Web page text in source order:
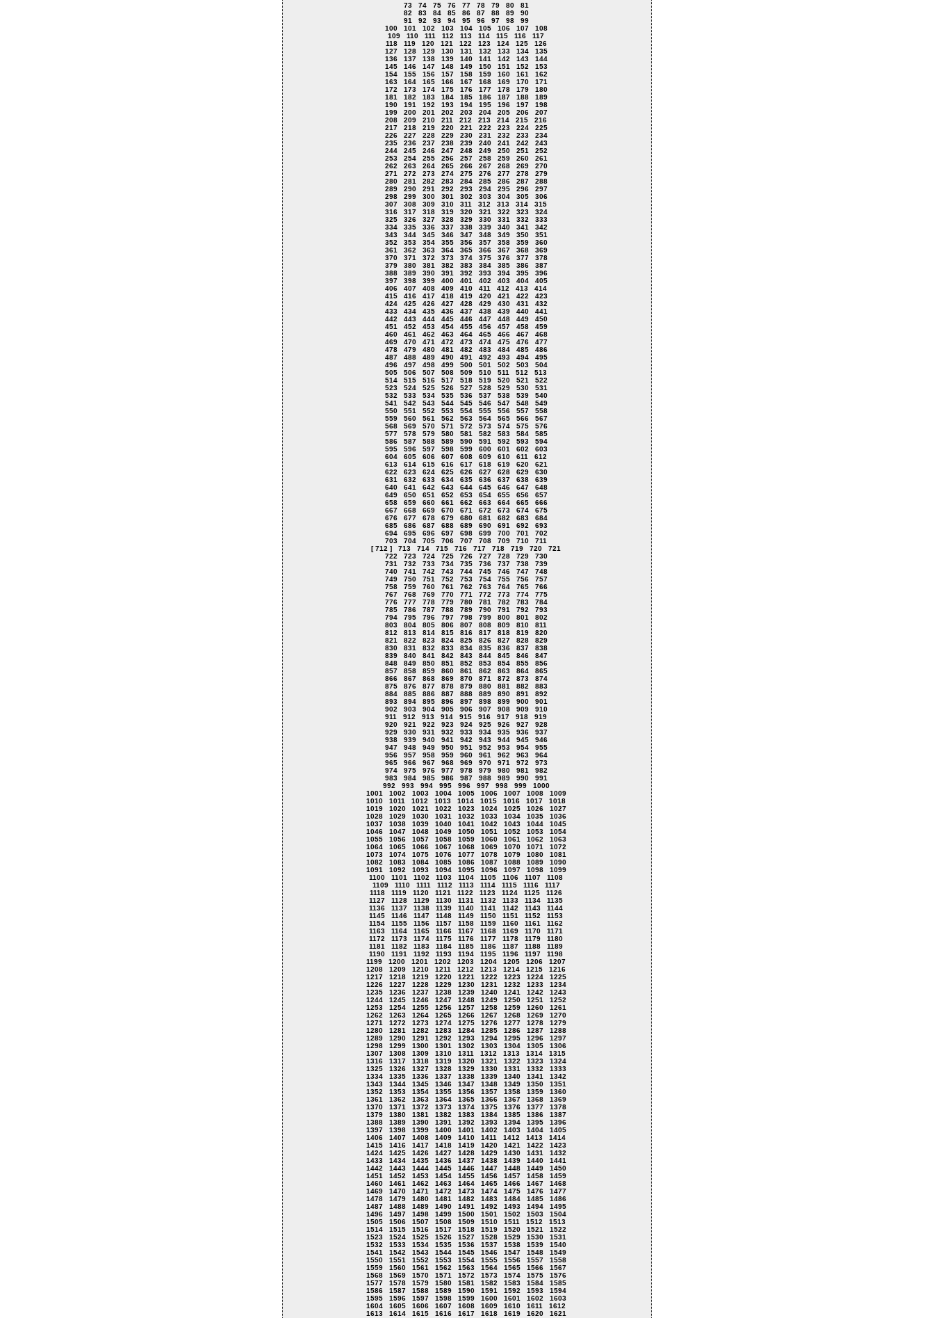
73
74 75 76 77 78 79 80
81
82
83 84 85 86 87 88 89
90
91
92 93 94 95 96 97 98
99
100
101 102 103 104 105 106 107
108
109
110 111 112 113 114 115 116
117
118
119 120 121 122 123 124 125
126
127
128 129 130 131 132 133 134
135
136
137 138 139 140 141 142 143
144
145
146 147 148 149 150 151 152
153
154
155 156 157 158 159 160 161
162
163
164 165 166 167 168 169 170
171
172
173 174 175 176 177 178 179
180
181
182 183 184 185 186 187 188
189
190
191 192 193 194 195 196 197
198
199
200 201 202 203 204 205 206
207
208
209 210 211 212 213 214 215
216
217
218 219 220 221 222 223 224
225
226
227 228 229 230 231 232 233
234
235
236 237 238 239 240 241 242
243
244
245 246 247 248 249 250 251
252
253
254 255 256 257 258 259 260
261
262
263 264 265 266 267 268 269
270
271
272 273 274 275 276 277 278
279
280
281 282 283 284 285 286 287
288
289
290 291 292 293 294 295 296
297
298
299 300 301 302 303 304 305
306
307
308 309 310 311 312 313 314
315
316
317 318 319 320 321 322 323
324
325
326 327 328 329 330 331 332
333
334
335 336 337 338 339 340 341
342
343
344 345 346 347 348 349 350
351
352
353 354 355 356 357 358 359
360
361
362 363 364 365 366 367 368
369
370
371 372 373 374 375 376 377
378
379
380 381 382 383 384 385 386
387
388
389 390 391 392 393 394 395
396
397
398 399 400 401 402 403 404
405
406
407 408 409 410 411 412 413
414
415
416 417 418 419 420 421 422
423
424
425 426 427 428 429 430 431
432
433
434 435 436 437 438 439 440
441
442
443 444 445 446 447 448 449
450
451
452 453 454 455 456 457 458
459
460
461 462 463 464 465 466 467
468
469
470 471 472 473 474 475 476
477
478
479 480 481 482 483 484 485
486
487
488 489 490 491 492 493 494
495
496
497 498 499 500 501 502 503
504
505
506 507 508 509 510 511 512
513
514
515 516 517 518 519 520 521
522
523
524 525 526 527 528 529 530
531
532
533 534 535 536 537 538 539
540
541
542 543 544 545 546 547 548
549
550
551 552 553 554 555 556 557
558
559
560 561 562 563 564 565 566
567
568
569 570 571 572 573 574 575
576
577
578 579 580 581 582 583 584
585
586
587 588 589 590 591 592 593
594
595
596 597 598 599 600 601 602
603
604
605 606 607 608 609 610 611
612
613
614 615 616 617 618 619 620
621
622
623 624 625 626 627 628 629
630
631
632 633 634 635 636 637 638
639
640
641 642 643 644 645 646 647
648
649
650 651 652 653 654 655 656
657
658
659 660 661 662 663 664 665
666
667
668 669 670 671 672 673 674
675
676
677 678 679 680 681 682 683
684
685
686 687 688 689 690 691 692
693
694
695 696 697 698 699 700 701
702
703
704 705 706 707 708 709 710
711
[ 712 ]
713 714 715 716 717 718 719 720
721
722
723 724 725 726 727 728 729
730
731
732 733 734 735 736 737 738
739
740
741 742 743 744 745 746 747
748
749
750 751 752 753 754 755 756
757
758
759 760 761 762 763 764 765
766
767
768 769 770 771 772 773 774
775
776
777 778 779 780 781 782 783
784
785
786 787 788 789 790 791 792
793
794
795 796 797 798 799 800 801
802
803
804 805 806 807 808 809 810
811
812
813 814 815 816 817 818 819
820
821
822 823 824 825 826 827 828
829
830
831 832 833 834 835 836 837
838
839
840 841 842 843 844 845 846
847
848
849 850 851 852 853 854 855
856
857
858 859 860 861 862 863 864
865
866
867 868 869 870 871 872 873
874
875
876 877 878 879 880 881 882
883
884
885 886 887 888 889 890 891
892
893
894 895 896 897 898 899 900
901
902
903 904 905 906 907 908 909
910
911
912 913 914 915 916 917 918
919
920
921 922 923 924 925 926 927
928
929
930 931 932 933 934 935 936
937
938
939 940 941 942 943 944 945
946
947
948 949 950 951 952 953 954
955
956
957 958 959 960 961 962 963
964
965
966 967 968 969 970 971 972
973
974
975 976 977 978 979 980 981
982
983
984 985 986 987 988 989 990
991
992
993 994 995 996 997 998 999
1000
1001
1002 1003 1004 1005 1006 1007 1008
1009
1010
1011 1012 1013 1014 1015 1016 1017
1018
1019
1020 1021 1022 1023 1024 1025 1026
1027
1028
1029 1030 1031 1032 1033 1034 1035
1036
1037
1038 1039 1040 1041 1042 1043 1044
1045
1046
1047 1048 1049 1050 1051 1052 1053
1054
1055
1056 1057 1058 1059 1060 1061 1062
1063
1064
1065 1066 1067 1068 1069 1070 1071
1072
1073
1074 1075 1076 1077 1078 1079 1080
1081
1082
1083 1084 1085 1086 1087 1088 1089
1090
1091
1092 1093 1094 1095 1096 1097 1098
1099
1100
1101 1102 1103 1104 1105 1106 1107
1108
1109
1110 1111 1112 1113 1114 1115 1116
1117
1118
1119 1120 1121 1122 1123 1124 1125
1126
1127
1128 1129 1130 1131 1132 1133 1134
1135
1136
1137 1138 1139 1140 1141 1142 1143
1144
1145
1146 1147 1148 1149 1150 1151 1152
1153
1154
1155 1156 1157 1158 1159 1160 1161
1162
1163
1164 1165 1166 1167 1168 1169 1170
1171
1172
1173 1174 1175 1176 1177 1178 1179
1180
1181
1182 1183 1184 1185 1186 1187 1188
1189
1190
1191 1192 1193 1194 1195 1196 1197
1198
1199
1200 1201 1202 1203 1204 1205 1206
1207
1208
1209 1210 1211 1212 1213 1214 1215
1216
1217
1218 1219 1220 1221 1222 1223 1224
1225
1226
1227 1228 1229 1230 1231 1232 1233
1234
1235
1236 1237 1238 1239 1240 1241 1242
1243
1244
1245 1246 1247 1248 1249 1250 1251
1252
1253
1254 1255 1256 1257 1258 1259 1260
1261
1262
1263 1264 1265 1266 1267 1268 1269
1270
1271
1272 1273 1274 1275 1276 1277 1278
1279
1280
1281 1282 1283 1284 1285 1286 1287
1288
1289
1290 1291 1292 1293 1294 1295 1296
1297
1298
1299 1300 1301 1302 1303 1304 1305
1306
1307
1308 1309 1310 1311 1312 1313 1314
1315
1316
1317 1318 1319 1320 1321 1322 1323
1324
1325
1326 1327 1328 1329 1330 1331 1332
1333
1334
1335 1336 1337 1338 1339 1340 1341
1342
1343
1344 1345 1346 1347 1348 1349 1350
1351
1352
1353 1354 1355 1356 1357 1358 1359
1360
1361
1362 1363 1364 1365 1366 1367 1368
1369
1370
1371 1372 1373 1374 1375 1376 1377
1378
1379
1380 1381 1382 1383 1384 1385 1386
1387
1388
1389 1390 1391 1392 1393 1394 1395
1396
1397
1398 1399 1400 1401 1402 1403 1404
1405
1406
1407 1408 1409 1410 1411 1412 1413
1414
1415
1416 1417 1418 1419 1420 1421 1422
1423
1424
1425 1426 1427 1428 1429 1430 1431
1432
1433
1434 1435 1436 1437 1438 1439 1440
1441
1442
1443 1444 1445 1446 1447 1448 1449
1450
1451
1452 1453 1454 1455 1456 1457 1458
1459
1460
1461 1462 1463 1464 1465 1466 1467
1468
1469
1470 1471 1472 1473 1474 1475 1476
1477
1478
1479 1480 1481 1482 1483 1484 1485
1486
1487
1488 1489 1490 1491 1492 1493 1494
1495
1496
1497 1498 1499 1500 1501 1502 1503
1504
1505
1506 1507 1508 1509 1510 1511 1512
1513
1514
1515 1516 1517 1518 1519 1520 1521
1522
1523
1524 1525 1526 1527 1528 1529 1530
1531
1532
1533 1534 1535 1536 1537 1538 1539
1540
1541
1542 1543 1544 1545 1546 1547 1548
1549
1550
1551 1552 1553 1554 1555 1556 1557
1558
1559
1560 1561 1562 1563 1564 1565 1566
1567
1568
1569 1570 1571 1572 1573 1574 1575
1576
1577
1578 1579 1580 1581 1582 1583 1584
1585
1586
1587 1588 1589 1590 1591 1592 1593
1594
1595
1596 1597 1598 1599 1600 1601 1602
1603
1604
1605 1606 1607 1608 1609 1610 1611
1612
1613
1614 1615 1616 1617 1618 1619 1620
1621